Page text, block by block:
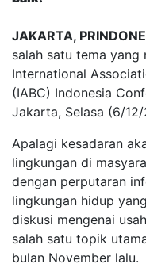
JAKARTA,
salah satu tema yang
International
(IABC) Indonesia
Jakarta, Selasa (6/
Apalagi kesadaran
lingkungan di
dengan perputaran
lingkungan hidup
diskusi mengenai
salah satu topik
bulan November lalu.